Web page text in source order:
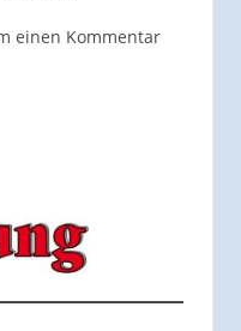
einen Kommentar